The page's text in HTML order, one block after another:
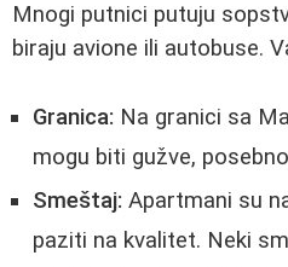
Mnogi putnici putuju
biraju avione ili autobuse.
Granica: Na granici sa
mogu biti gužve,
Smeštaj: Apartmani su
paziti na kvalitet. Neki